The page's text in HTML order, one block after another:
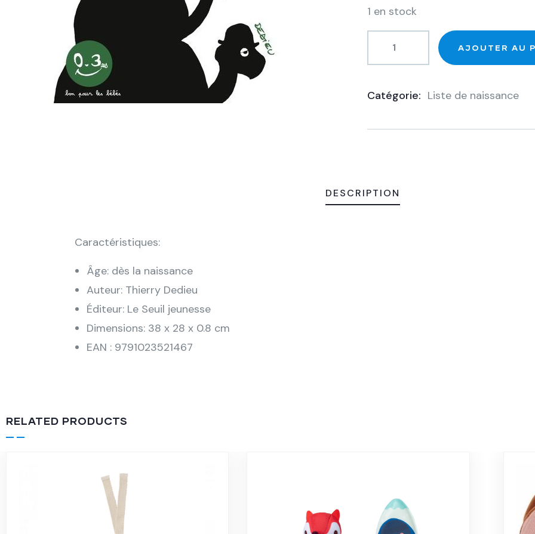
1 en stock
AJOUTER AU
Catégorie: Liste de naissance
DESCRIPTION
Caractéristiques:
Âge: dès la naissance
Auteur: Thierry Dedieu
Éditeur: Le Seuil jeunesse
Dimensions: 38 x 28 x 0.8 cm
EAN : 9791023521467
RELATED PRODUCTS